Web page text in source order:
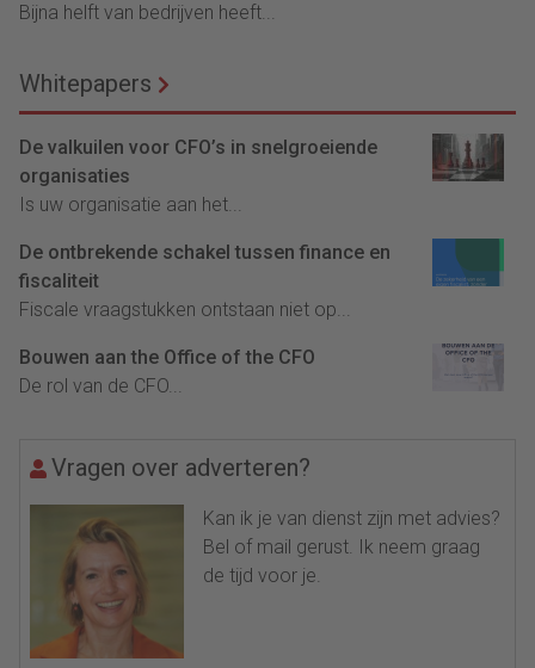
Bijna helft van bedrijven heeft...
Whitepapers
De valkuilen voor CFO’s in snelgroeiende
organisaties
Is uw organisatie aan het...
De ontbrekende schakel tussen finance en
fiscaliteit
Fiscale vraagstukken ontstaan niet op...
Bouwen aan the Office of the CFO
De rol van de CFO...
Vragen over adverteren?
Kan ik je van dienst zijn met advies?
Bel of mail gerust. Ik neem graag
de tijd voor je.